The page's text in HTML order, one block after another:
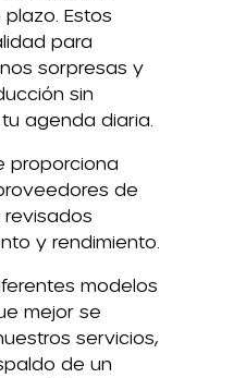
Estos
para
sorpresas y
sin
agenda diaria.
proporciona
de
y rendimiento.
modelos
mejor se
servicios,
de un